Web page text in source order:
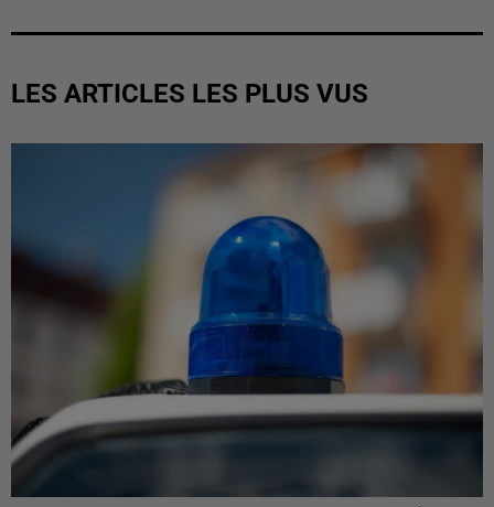
LES ARTICLES LES PLUS VUS